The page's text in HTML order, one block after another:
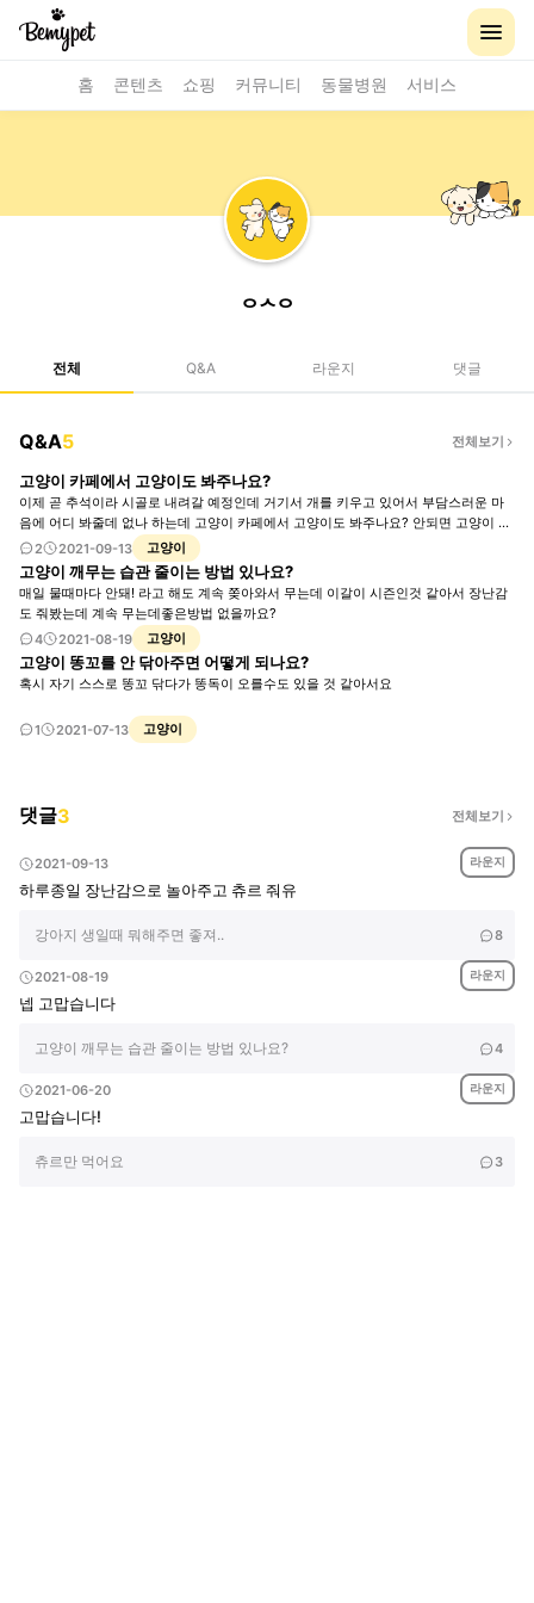
홈 콘텐츠 쇼핑 커뮤니티 동물병원 서비스
ᄋᄉᄋ
전체 Q&A 라운지 댓글
Q&A5 전체보기
고양이 카페에서 고양이도 봐주나요?
이제 곧 추석이라 시골로 내려갈 예정인데 거기서 개를 키우고 있어서 부담스러운 마
음에 어디 봐줄데 없나 하는데 고양이 카페에서 고양이도 봐주나요? 안되면 고양이 봐
주는 곳이 따로 있나요?
2 2021-09-13 고양이
고양이 깨무는 습관 줄이는 방법 있나요?
매일 물때마다 안돼! 라고 해도 계속 쫒아와서 무는데 이갈이 시즌인것 같아서 장난감
도 줘봤는데 계속 무는데좋은방법 없을까요?
4
2021-08-19 고양이
고양이 똥꼬를 안 닦아주면 어떻게 되나요?
혹시 자기 스스로 똥꼬 닦다가 똥독이 오를수도 있을 것 같아서요
1 2021-07-13 고양이
댓글3 전체보기
2021-09-13 라운지
하루종일 장난감으로 놀아주고 츄르 줘유
강아지 생일때 뭐해주면 좋져.. 8
2021-08-19 라운지
넵 고맙습니다
고양이 깨무는 습관 줄이는 방법 있나요? 4
2021-06-20 라운지
고맙습니다!
츄르만 먹어요 3